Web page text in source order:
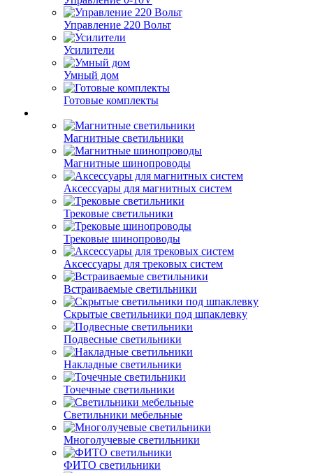
Управление 220 Вольт
Усилители
Умный дом
Готовые комплекты
Магнитные светильники
Магнитные шинопроводы
Аксессуары для магнитных систем
Трековые светильники
Трековые шинопроводы
Аксессуары для трековых систем
Встраиваемые светильники
Скрытые светильники под шпаклевку
Подвесные светильники
Накладные светильники
Точечные светильники
Светильники мебельные
Многолучевые светильники
ФИТО светильники